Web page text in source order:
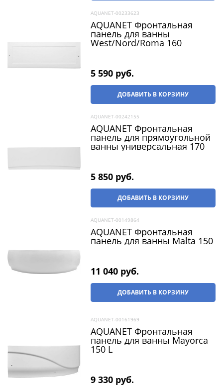
AQUANET-00233623
AQUANET Фронтальная
панель для ванны
West/Nord/Roma 160
5 590 руб.
ДОБАВИТЬ В КОРЗИНУ
AQUANET-00242155
AQUANET Фронтальная
панель для прямоугольной
ванны универсальная 170
5 850 руб.
ДОБАВИТЬ В КОРЗИНУ
AQUANET-00149864
AQUANET Фронтальная
панель для ванны Malta 150
11 040 руб.
ДОБАВИТЬ В КОРЗИНУ
AQUANET-00161969
AQUANET Фронтальная
панель для ванны Mayorca
150 L
9 330 руб.